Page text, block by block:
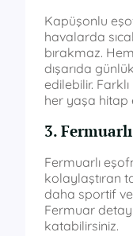
Kapüşonlu
havalarda
bırakmaz.
dışarıda
edilebilir.
her yaşa hitap
3.
Fermuarlı
kolaylaştıran
daha sportif
Fermuar
katabilirsiniz.